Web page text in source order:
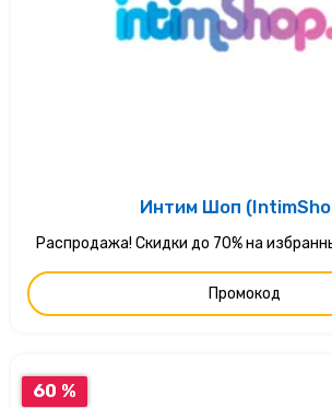
Интим Шоп
Распродажа! Скидки до 70% на
Промокод
60 %